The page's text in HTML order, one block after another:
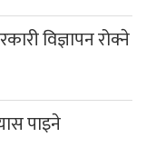
विज्ञापन रोक्ने
पाइने